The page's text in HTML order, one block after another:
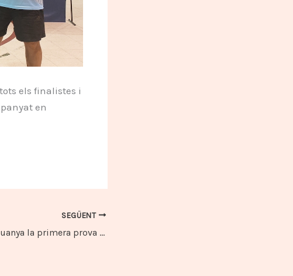
els finalistes i
en
SEGÜENT
Gil Dachs guanya la primera prova del TTI Escolar a Torelló